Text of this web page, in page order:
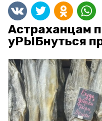
Астраханцам
уРЫБнуться